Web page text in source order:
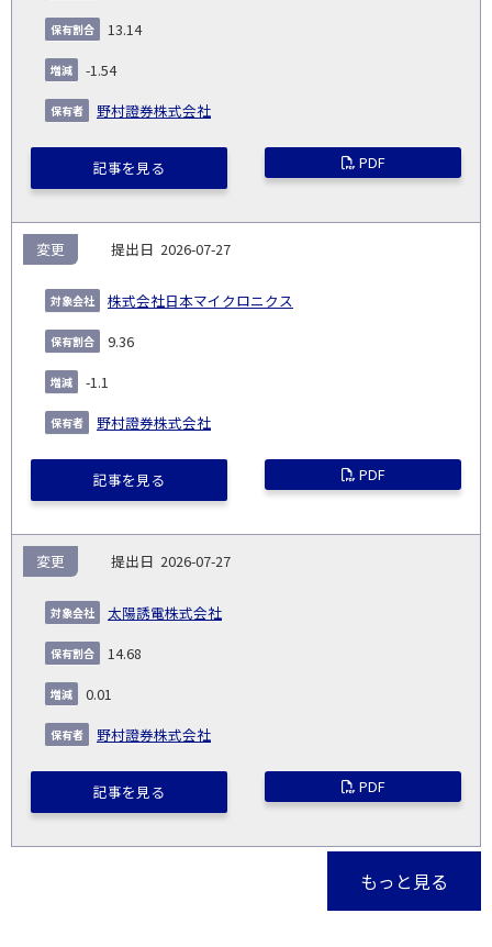
13.14
-1.54
野村證券株式会社
記事を見る PDF
2026-07-27
株式会社日本マイクロニクス
変更
9.36
-1.1
野村證券株式会社
記事を見る PDF
2026-07-27
太陽誘電株式会社
変更
14.68
0.01
野村證券株式会社
記事を見る PDF
もっと見る